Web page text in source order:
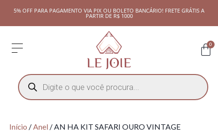
5% OFF PARA PAGAMENTO VIA PIX OU BOLETO BANCÁRIO! FRETE GRÁTIS A
PARTIR DE R$ 1000
0
Início /Anel / AN HA KIT SAFARI OURO VINTAGE